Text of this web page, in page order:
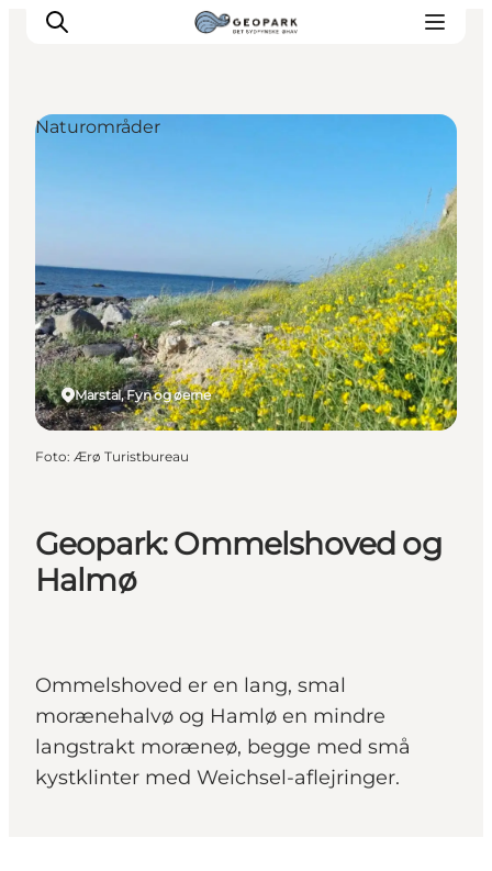
Geopark: Ommelshoved og
Halmø
Ommelshoved er en lang, smal
morænehalvø og Hamlø en mindre
langstrakt moræneø, begge med små
kystklinter med Weichsel-aflejringer.
Marstal, Fyn og øerne
Naturområder
Foto: Ærø Turistbureau